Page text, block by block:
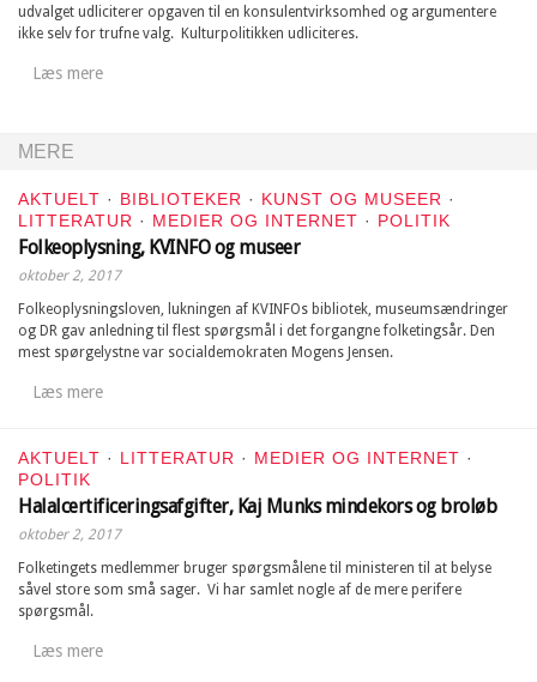
udvalget udliciterer opgaven til en konsulentvirksomhed og argumentere
ikke selv for trufne valg. Kulturpolitikken udliciteres.
Læs mere
MERE
AKTUELT · BIBLIOTEKER · KUNST OG MUSEER ·
LITTERATUR · MEDIER OG INTERNET · POLITIK
Folkeoplysning, KVINFO og museer
oktober 2, 2017
Folkeoplysningsloven, lukningen af KVINFOs bibliotek, museumsændringer
og DR gav anledning til flest spørgsmål i det forgangne folketingsår. Den
mest spørgelystne var socialdemokraten Mogens Jensen.
Læs mere
AKTUELT · LITTERATUR · MEDIER OG INTERNET ·
POLITIK
Halalcertificeringsafgifter, Kaj Munks mindekors og broløb
oktober 2, 2017
Folketingets medlemmer bruger spørgsmålene til ministeren til at belyse
såvel store som små sager. Vi har samlet nogle af de mere perifere
spørgsmål.
Læs mere